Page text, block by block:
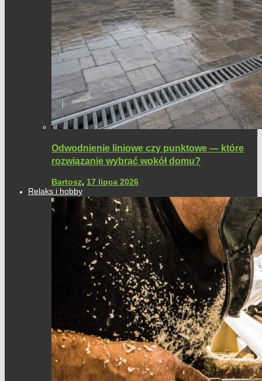
Odwodnienie liniowe czy punktowe — które
rozwiązanie wybrać wokół domu?
Bartosz, 17 lipca 2026
Relaks i hobby